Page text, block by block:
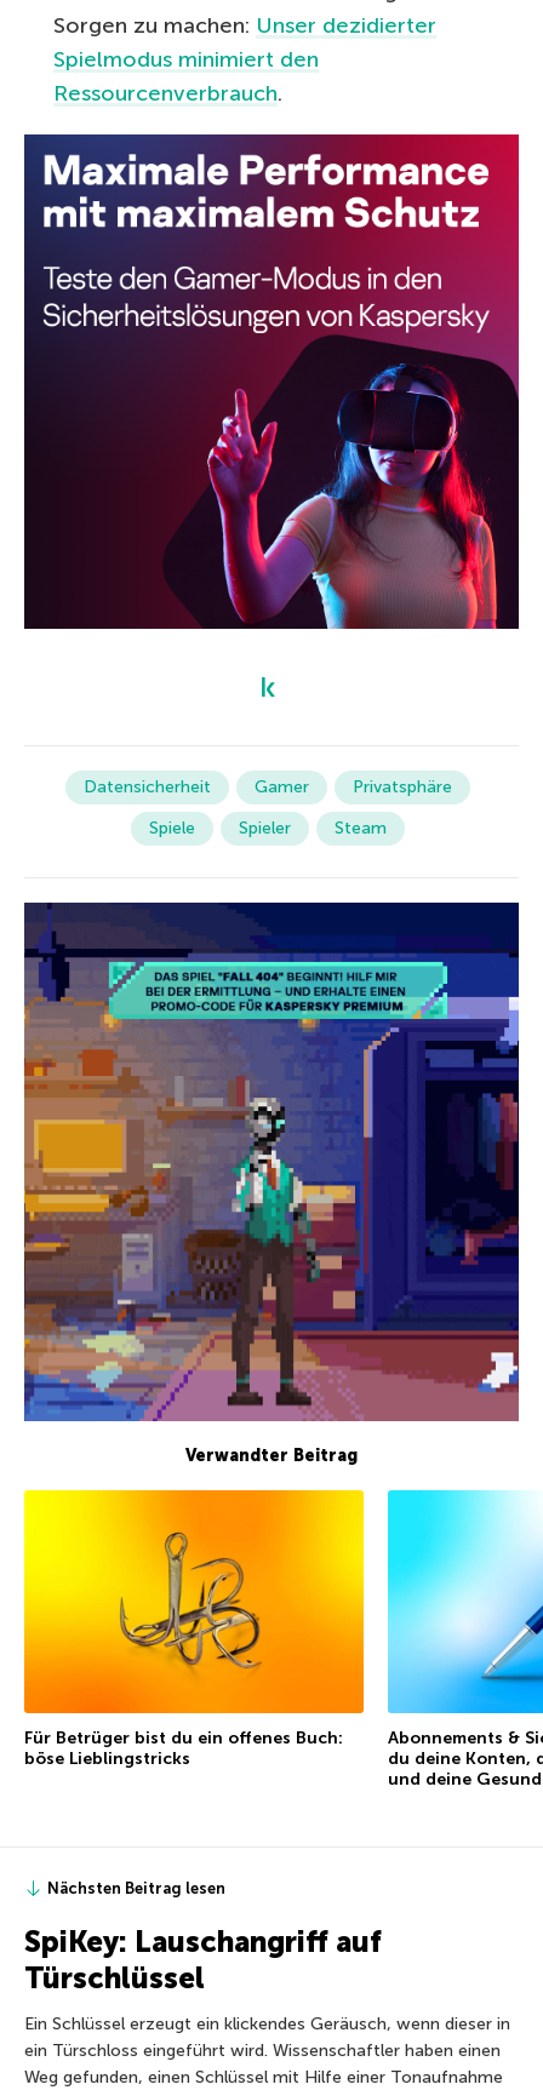
Sorgen zu machen: Unser dezidierter
Spielmodus minimiert den
Ressourcenverbrauch.
Datensicherheit Gamer
Privatsphäre
Spiele
Spieler Steam
Verwandter Beitrag
Für Betrüger bist du ein offenes Buch:
böse Lieblingstricks
Abonnements &
du deine Konten,
und deine
Nächsten Beitrag lesen
SpiKey: Lauschangriff auf
Türschlüssel
Ein Schlüssel erzeugt ein klickendes Geräusch, wenn dieser in
ein Türschloss eingeführt wird. Wissenschaftler haben einen
Weg gefunden, einen Schlüssel mit Hilfe einer Tonaufnahme